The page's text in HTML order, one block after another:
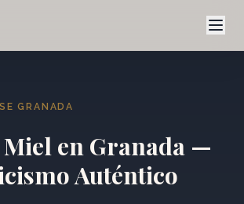
GRANADA
en Granada —
Auténtico